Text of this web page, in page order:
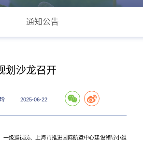
通知公告
划沙龙召开
2025-06-22
级巡视员、上海市推进国际航运中心建设领导小组